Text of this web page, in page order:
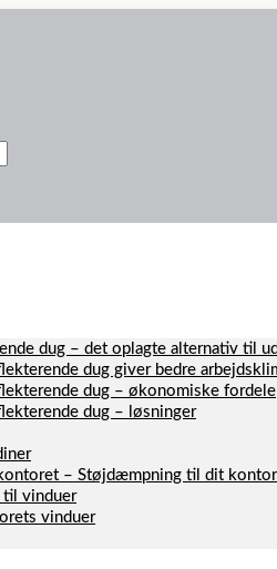
dug – det oplagte alternativ til
dug giver bedre
dug – økonomiske fordele
dug – løsninger
– Støjdæmpning til dit kontor
til vinduer
vinduer